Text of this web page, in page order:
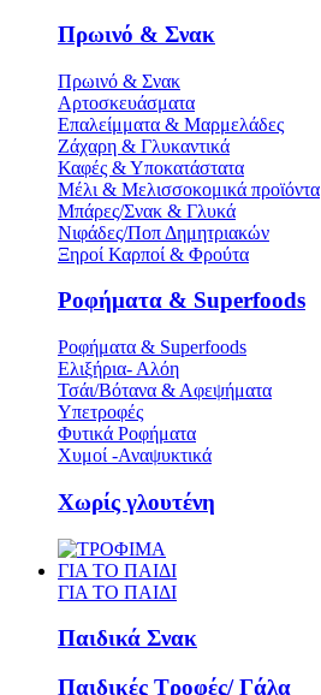
Πρωινό & Σνακ
Πρωινό & Σνακ
Αρτοσκευάσματα
Επαλείμματα & Μαρμελάδες
Ζάχαρη & Γλυκαντικά
Καφές & Υποκατάστατα
Μέλι & Μελισσοκομικά προϊόντα
Μπάρες/Σνακ & Γλυκά
Νιφάδες/Ποπ Δημητριακών
Ξηροί Καρποί & Φρούτα
Ροφήματα & Superfoods
Ροφήματα & Superfoods
Ελιξήρια- Αλόη
Τσάι/Βότανα & Αφεψήματα
Υπετροφές
Φυτικά Ροφήματα
Χυμοί -Αναψυκτικά
Χωρίς γλουτένη
ΓΙΑ ΤΟ ΠΑΙΔΙ
ΓΙΑ ΤΟ ΠΑΙΔΙ
Παιδικά Σνακ
Παιδικές Τροφές/ Γάλα